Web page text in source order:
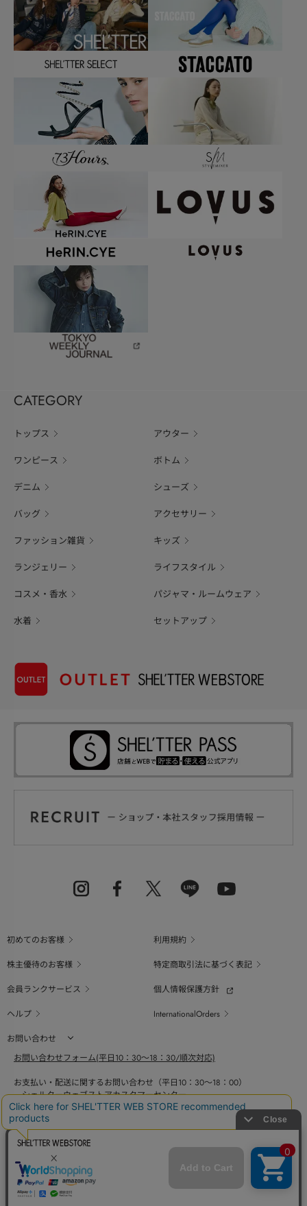
CATEGORY
トップス アウター
ワンピース ボトム
デニム シューズ
バッグ アクセサリー
ファッション雑貨 キッズ
ランジェリー ライフスタイル
コスメ・香水 パジャマ・ルームウェア
水着 セットアップ
初めてのお客様
利用規約
株主優待のお客様
特定商取引法に基づく表記
会員ランクサービス
個人情報保護方針
ヘルプ
InternationalOrders
お問い合わせ
お問い合わせフォーム(平日10：30～18：30/順次対応)
お支払い・配送に関するお問い合わせ（平日10：30～18：00）
シェルターウェブストアカスタマーセンター
0800-123-6820
商品の素材、サイズ、仕様等に関するお問い合せ（平日10：30～18：00）
バロックジャパンリミテッドコールセンター
03-6730-9191
BAROQUE JAPAN LIMITED